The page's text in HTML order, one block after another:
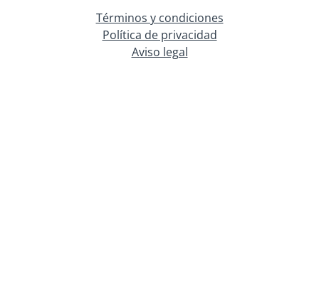
Términos y condiciones
Política de privacidad
Aviso legal